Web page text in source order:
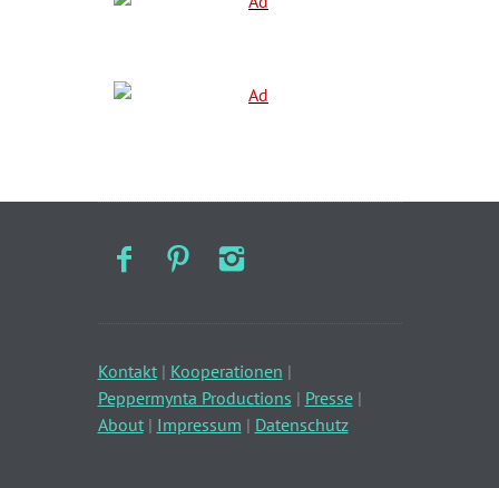
Kontakt| Kooperationen |
Peppermynta Productions | Presse|
About| Impressum | Datenschutz